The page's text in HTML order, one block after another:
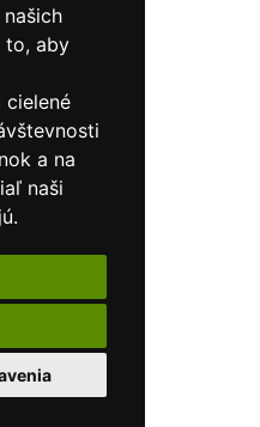
to, aby
cielené
a na
naši